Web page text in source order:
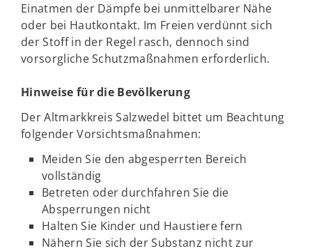
Einatmen der Dämpfe bei unmittelbarer Nähe
oder bei Hautkontakt. Im Freien verdünnt sich
der Stoff in der Regel rasch, dennoch sind
vorsorgliche Schutzmaßnahmen erforderlich.
Hinweise für die Bevölkerung
Der Altmarkkreis Salzwedel bittet um Beachtung
folgender Vorsichtsmaßnahmen:
Meiden Sie den abgesperrten Bereich
vollständig
Betreten oder durchfahren Sie die
Absperrungen nicht
Halten Sie Kinder und Haustiere fern
Nähern Sie sich der Substanz nicht zur